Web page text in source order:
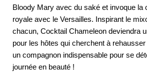
Bloody Mary avec du saké et invoque la
royale avec le Versailles. Inspirant le
chacun, Cocktail Chameleon deviendra
pour les hôtes qui cherchent à
un compagnon indispensable pour se
journée en beauté !